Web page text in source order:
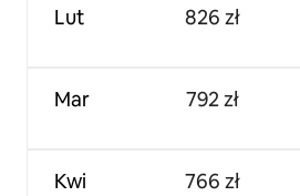
Lut
Mar
Kwi
826 zł
792 zł
766 zł